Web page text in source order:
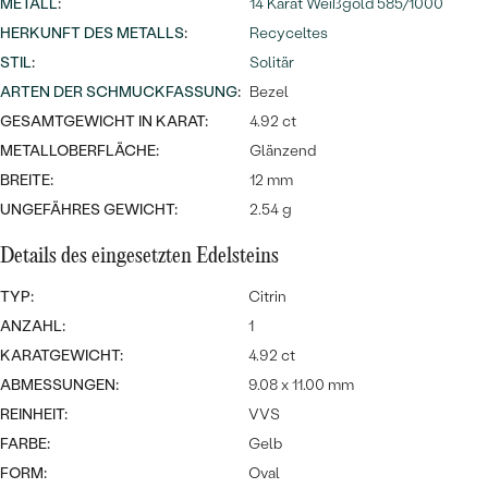
Wave Kollektion
ANSEHEN
NACH DER FARBE
MASSGEFERTIGTER
DIAMANTEN
Ohrrinnge
ANSEHEN
Personalisierte
Halsketten
Meistverkaufte
Ringe
ANSEHEN
METALL:
14 Karat Weißgold 585/1000
HERKUNFT DES METALLS:
Recyceltes
STIL:
Solitär
ARTEN DER SCHMUCKFASSUNG: Bezel
GESAMTGEWICHT IN KARAT:
4.92 ct
METALLOBERFLÄCHE:
Glänzend
BREITE:
12 mm
UNGEFÄHRES GEWICHT:
2.54 g
Details des eingesetzten Edelsteins
TYP:
Citrin
ANZAHL:
1
KARATGEWICHT:
4.92 ct
ABMESSUNGEN:
9.08 x 11.00 mm
REINHEIT:
VVS
FARBE:
Gelb
FORM:
Oval